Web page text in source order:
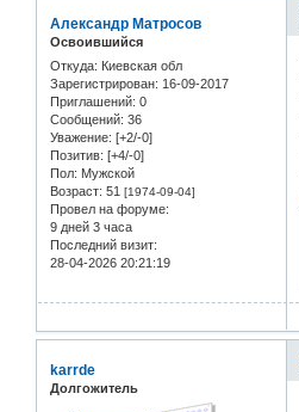
Александр Матросов
Освоившийся
Откуда: Киевская обл
Зарегистрирован: 16-09-2017
Приглашений: 0
Сообщений: 36
Уважение: [+2/-0]
Позитив: [+4/-0]
Пол: Мужской
Возраст: 51 [1974-09-04]
Провел на форуме:
9 дней 3 часа
Последний визит:
28-04-2026 20:21:19
karrde
Долгожитель